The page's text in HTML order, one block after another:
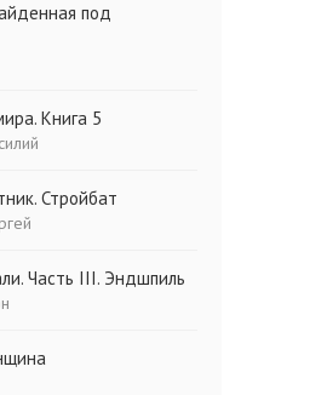
под
Книга 5
Стройбат
Часть III. Эндшпиль